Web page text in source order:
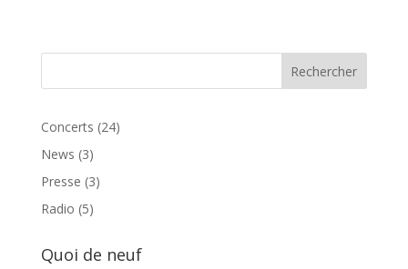
Concerts (24)
News (3)
Presse (3)
Radio (5)
Quoi de neuf